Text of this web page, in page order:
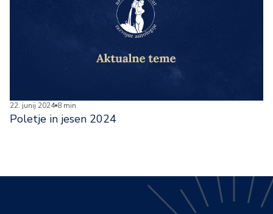
22. junij 2024 8 min
Poletje in jesen 2024